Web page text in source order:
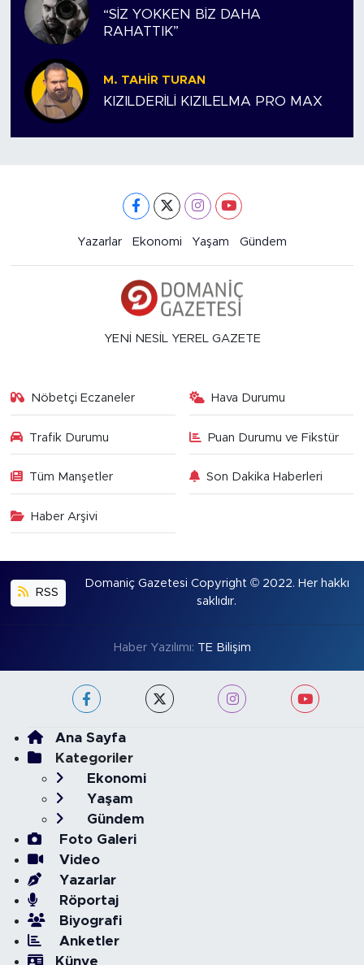
“SİZ YOKKEN BİZ DAHA
RAHATTIK”
M. TAHIR TURAN
KIZILDERİLİ KIZILELMA PRO MAX
Yazarlar Ekonomi Yaşam Gündem
YENİ NESİL YEREL GAZETE
Nöbetçi Eczaneler Hava Durumu
Trafik Durumu Puan Durumu ve Fikstür
Tüm Manşetler Son Dakika Haberleri
Haber Arşivi
RSS
Domaniç Gazetesi Copyright © 2022. Her hakkı
saklıdır.
Haber Yazılımı: TE Bilişim
Ana Sayfa
Kategoriler
Ekonomi
Yaşam
Gündem
Foto Galeri
Video
Yazarlar
Röportaj
Biyografi
Anketler
Künye